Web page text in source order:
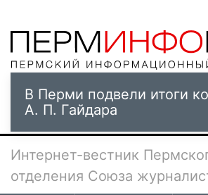
В Перми подвели итоги
А. П. Гайдара
Интернет-вестник
отделения Союза